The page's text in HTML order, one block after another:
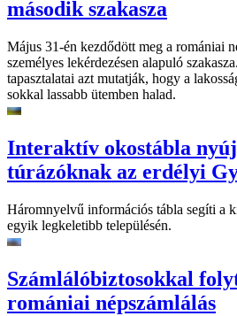
második szakasza
Május 31-én kezdődött meg a romániai
személyes lekérdezésen alapuló
tapasztalatai azt mutatják, hogy a
sokkal lassabb ütemben halad.
Interaktív okostábla
túrázóknak az erdélyi
Háromnyelvű információs tábla segíti a
egyik legkeletibb településén.
Számlálóbiztosokkal
romániai népszámlálás